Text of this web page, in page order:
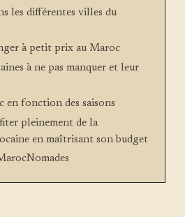
les différentes villes du
à petit prix au Maroc
à ne pas manquer et leur
en fonction des saisons
pleinement de la
en maîtrisant son budget